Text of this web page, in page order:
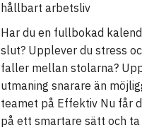
hållbart arbetsliv
Har du en fullbokad
slut? Upplever du stress
faller mellan stolarna?
utmaning snarare än
teamet på Effektiv Nu får
på ett smartare sätt och